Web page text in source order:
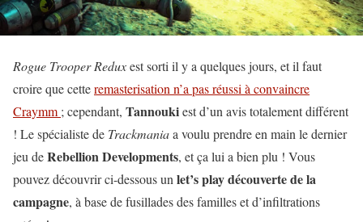
Rogue Trooper Reduxest sorti il y a quelques jours, et il faut
croire que cetteremasterisation n’a pas réussi à convaincre
Craymm ; cependant, Tannoukiest d’un avis totalement différent
! Le spécialiste de Trackmaniaa voulu prendre en main le dernier
jeu deRebellion Developments, et ça lui a bien plu ! Vous
pouvez découvrir ci-dessous un let’s play découverte de la
campagne, à base de fusillades des familles et d’infiltrations